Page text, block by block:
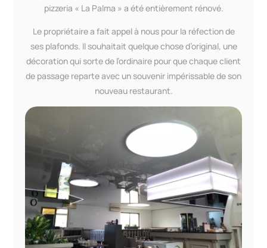
pizzeria « La Palma » a été entièrement rénové.
Le propriétaire a fait appel à nous pour la réfection de
ses plafonds. Il souhaitait quelque chose d’original, une
décoration qui sorte de l’ordinaire pour que chaque client
de passage reparte avec un souvenir impérissable de son
nouveau restaurant.